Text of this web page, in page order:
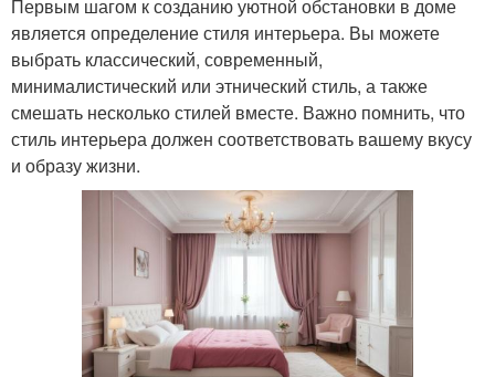
Первым шагом к созданию уютной обстановки в доме
является определение стиля интерьера. Вы можете
выбрать классический, современный,
минималистический или этнический стиль, а также
смешать несколько стилей вместе. Важно помнить, что
стиль интерьера должен соответствовать вашему вкусу
и образу жизни.